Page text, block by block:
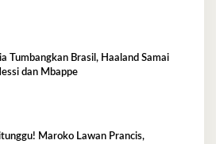
Tumbangkan Brasil, Haaland Samai
dan Mbappe
Maroko Lawan Prancis,